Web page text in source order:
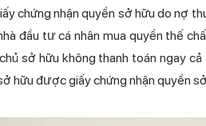
chứng nhận quyền sở hữu do nợ
đầu tư cá nhân mua quyền thế
sở hữu không thanh toán ngay cả
hữu được giấy chứng nhận quyền